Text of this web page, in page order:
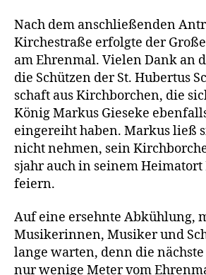
Nach dem anschlie­ßen­den
Kir­che­stra­ße erfolg­te der
am Ehren­mal. Vie­len Dank an
die Schüt­zen der St. Huber­tus
schaft aus Kirch­bor­chen, die
König Mar­kus Gie­se­ke
ein­ge­reiht haben. Mar­kus ließ
nicht neh­men, sein
sjahr auch in sei­nem Hei­mat­ort
feiern.
Auf eine ersehn­te Abküh­lung,
Musi­ke­rin­nen, Musi­ker und
lan­ge war­ten, denn die
nur weni­ge Meter vom